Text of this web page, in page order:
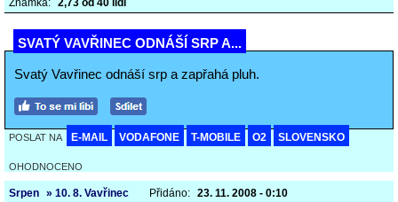
Známka: 2,73 od 40 lidí
SVATÝ VAVŘINEC ODNÁŠÍ SRP A...
Svatý Vavřinec odnáší srp a zapřahá pluh.
POSLAT NA E-MAIL VODAFONE T-MOBILE O2 SLOVENSKO
OHODNOCENO
Srpen » 10. 8. Vavřinec Přidáno: 23. 11. 2008 - 0:10